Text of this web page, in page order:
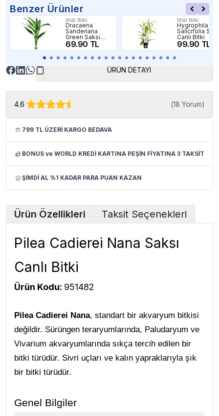
Benzer Ürünler
İthâl Bitki
Dracaena
Sanderiana
Green Saksı
Canlı Bitki
69.90 TL
İthâl Bitki
Hygrophila
Salicifolia
Canlı Bitki
99.90 TL
ÜRÜN DETAYI
4.6 (18 Yorum)
799 TL ÜZERİ KARGO BEDAVA
BONUS ve WORLD KREDİ KARTINA PEŞİN FİYATINA 3 TAKSİT
ŞİMDİ AL %1 KADAR PARA PUAN KAZAN
Ürün Özellikleri Taksit Seçenekleri
Pilea Cadierei Nana Saksı
Canlı Bitki
Ürün Kodu: 951482
Pilea Cadierei Nana, standart bir akvaryum bitkisi
değildir. Sürüngen teraryumlarında, Paludaryum ve
Vivarium akvaryumlarında sıkça tercih edilen bir
bitki türüdür. Sivri uçları ve kalın yapraklarıyla şık
bir bitki türüdür.
Genel Bilgiler